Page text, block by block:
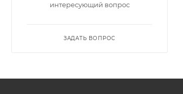
интересующий вопрос
ЗАДАТЬ ВОПРОС